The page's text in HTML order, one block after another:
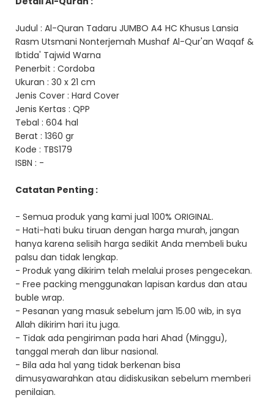
Judul : Al-Quran Tadaru JUMBO A4 HC Khusus Lansia
Rasm Utsmani Nonterjemah Mushaf Al-Qur'an Waqaf &
Ibtida' Tajwid Warna
Penerbit : Cordoba
Ukuran : 30 x 21 cm
Jenis Cover : Hard Cover
Jenis Kertas : QPP
Tebal : 604 hal
Berat : 1360 gr
Kode : TBS179
ISBN : -
Catatan Penting :
- Semua produk yang kami jual 100% ORIGINAL.
- Hati-hati buku tiruan dengan harga murah, jangan
hanya karena selisih harga sedikit Anda membeli buku
palsu dan tidak lengkap.
- Produk yang dikirim telah melalui proses pengecekan.
- Free packing menggunakan lapisan kardus dan atau
buble wrap.
- Pesanan yang masuk sebelum jam 15.00 wib, in sya
Allah dikirim hari itu juga.
- Tidak ada pengiriman pada hari Ahad (Minggu),
tanggal merah dan libur nasional.
- Bila ada hal yang tidak berkenan bisa
dimusyawarahkan atau didiskusikan sebelum memberi
penilaian.